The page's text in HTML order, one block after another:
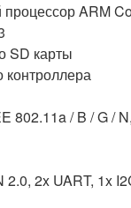
ARM
SD карты
/ B / G /
2x UART, 1x